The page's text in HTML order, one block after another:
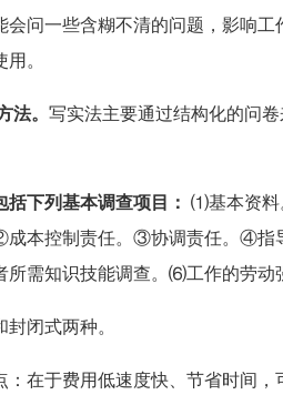
问一些含糊不清的问题，影响
。
法。 写实法主要通过结构化的问
下列基本调查项目： ⑴基本资料
本控制责任。③协调责任。④
需知识技能调查。⑹工作的劳动
闭式两种。
：在于费用低速度快、节省时间